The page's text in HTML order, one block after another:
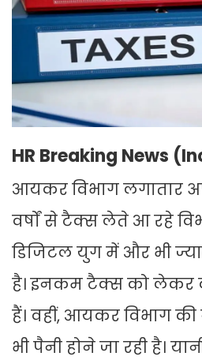
HR Breaking News
आयकर विभाग लगातार
वर्षों से टैक्स लेते आ रहे
डिजिटल युग में और भी
है। इनकम टैक्स को लेकर
हैं। वहीं, आयकर विभाग
भी पैनी होने जा रही है।